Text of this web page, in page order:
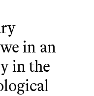
in an
in the